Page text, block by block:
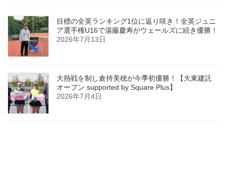
目標の全英ランキング1位に返り咲き！全英ジュニ
ア選手権U16で湯藤慶寿がウェールズに続き優勝！
2026年7月13日
大熱戦を制し倉持美穂が今季初優勝！【大東建託
オープン supported by Square Plus】
2026年7月4日